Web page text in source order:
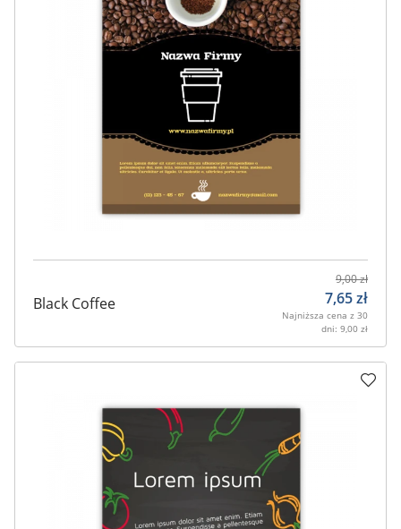
Black Coffee
9,00zł
7,65zł
Najniższa cena z 30
dni: 9,00 zł